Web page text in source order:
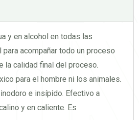
y en alcohol en todas las
acompañar todo un proceso
la calidad final del proceso.
para el hombre ni los animales.
e insípido. Efectivo a
y en caliente. Es